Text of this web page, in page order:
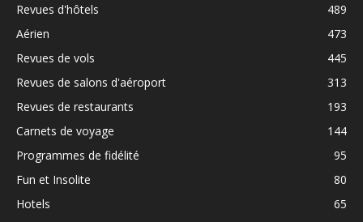
Revues d'hôtels
489
Aérien
473
Revues de vols
445
Revues de salons d'aéroport
313
Revues de restaurants
193
Carnets de voyage
144
Programmes de fidélité
95
Fun et Insolite
80
Hotels
65